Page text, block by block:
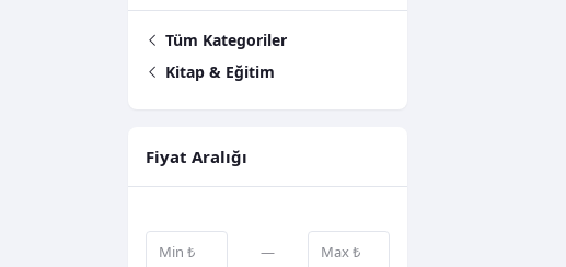
Tüm Kategoriler
Kitap & Eğitim
Fiyat Aralığı
—